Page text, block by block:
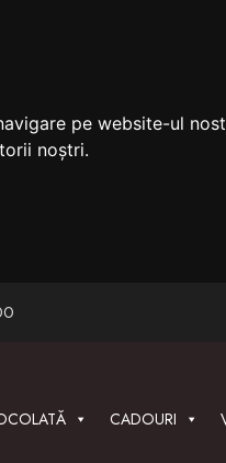
pe website-ul
noștri.
CADOURI